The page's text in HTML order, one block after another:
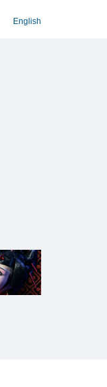
English